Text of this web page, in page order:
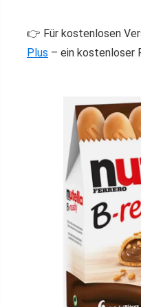
👉 Für kostenlosen
Plus – ein kostenloser